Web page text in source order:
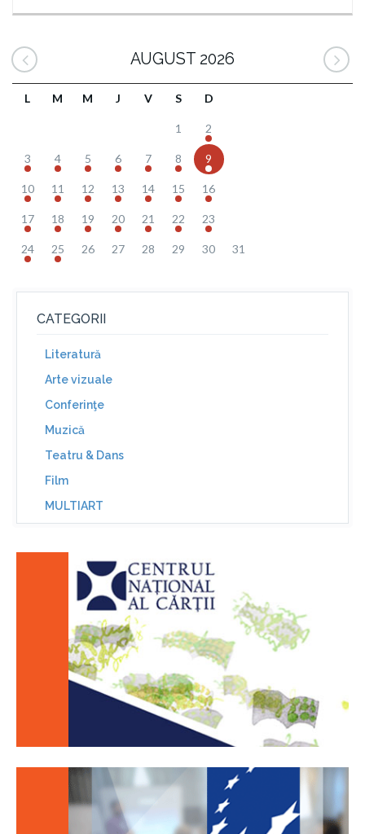
AUGUST 2026
L M M J V S D
1 2
3 4 5 6 7 8 9
10 11 12 13 14 15 16
17 18 19 20 21 22 23
24 25 26 27 28 29 30 31
CATEGORII
Literatură
Arte vizuale
Conferinţe
Muzică
Teatru & Dans
Film
MULTIART